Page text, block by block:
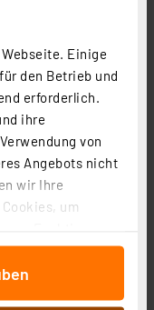
Einige
den Betrieb und
erforderlich.
ihre
von
Angebots nicht
wir Ihre
um
und die Zugriffe
geben
47,86 €
zu Versandkosten